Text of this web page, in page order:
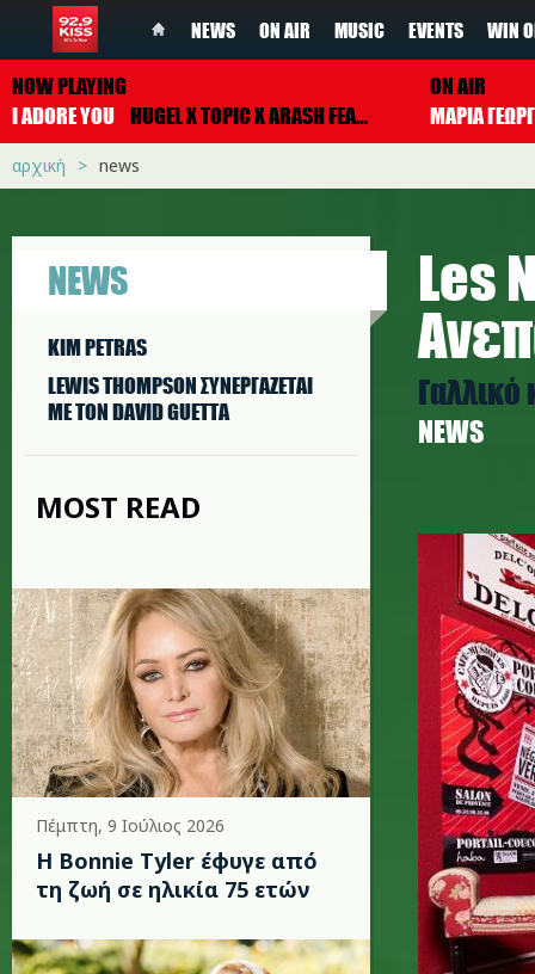
NEWS ON AIR MUSIC EVENTS WIN
NOW PLAYING
I ADORE YOU HUGEL X TOPIC X ARASH FEAT. DAECOLM
ON AIR
ΜΑΡΙΑ
αρχική news
NEWS
KIM PETRAS
LEWIS THOMPSON ΣΥΝΕΡΓAΖΕΤΑΙ
ΜΕ ΤΟΝ DAVID GUETTA
MOST READ
Πέμπτη, 9 Ιούλιος 2026
Η Bonnie Tyler έφυγε από
τη ζωή σε ηλικία 75 ετών
Les
Γαλλικό
NEWS